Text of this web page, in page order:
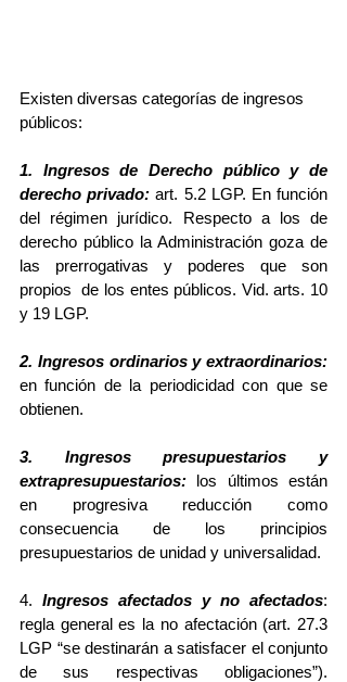
Existen diversas categorías de ingresos
públicos:
1. Ingresos de Derecho público y de
derecho privado: art. 5.2 LGP. En función
del régimen jurídico. Respecto a los de
derecho público la Administración goza de
las prerrogativas y poderes que son
propios  de los entes públicos. Vid. arts. 10
y 19 LGP.
2. Ingresos ordinarios y extraordinarios:
en función de la periodicidad con que se
obtienen.
3. Ingresos presupuestarios y
extrapresupuestarios: los últimos están
en progresiva reducción como
consecuencia de los principios
presupuestarios de unidad y universalidad.
4. Ingresos afectados y no afectados:
regla general es la no afectación (art. 27.3
LGP “se destinarán a satisfacer el conjunto
de sus respectivas obligaciones”).